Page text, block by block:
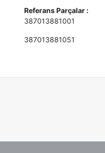
Referans Parçalar :
387013881001
387013881051